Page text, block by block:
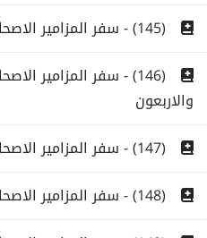
(145) - سفر المزامير الاصحاح المئة والخامس والاربعون
(146) - سفر المزامير
والاربعون
(147) - سفر المزامير الاصحاح المئة والسابع والاربعون
(148) - سفر المزامير الاصحاح المئة والثامن والاربعون